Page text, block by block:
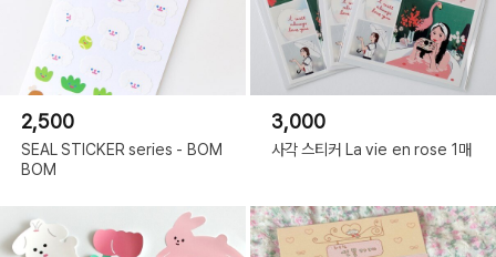
2,500
SEAL STICKER series - BOM
BOM
3,000
사각 스티커 La vie en rose 1매